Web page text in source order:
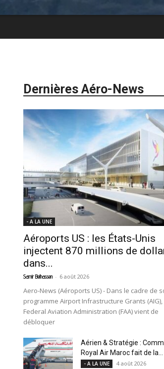
Dernières Aéro-News
- A LA UNE
Aéroports US : les États-Unis
injectent 870 millions de
dans...
Samir Belhassen - 6 août 2026
Aero-News (Aéroports US) - Dans le cadre de
programme Airport Infrastructure Grants (AIG),
Federal Aviation Administration (FAA) vient de
débloquer
Aérien & Stratégie :
Royal Air Maroc fait de la...
- A LA UNE 4 août 2026